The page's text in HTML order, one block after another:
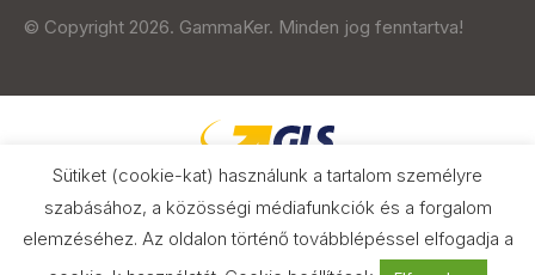
© Copyright 2026. GammaKer. Minden jog fenntartva!
Árak és paraméterek összehasonlítása
Sütiket (cookie-kat) használunk a tartalom személyre
szabásához, a közösségi médiafunkciók és a forgalom
elemzéséhez. Az oldalon történő továbblépéssel elfogadja a